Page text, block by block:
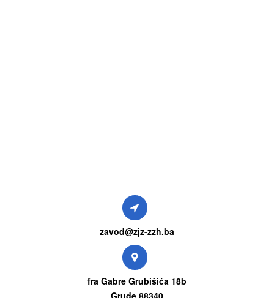
zavod@zjz-zzh.ba
fra Gabre Grubišića 18b